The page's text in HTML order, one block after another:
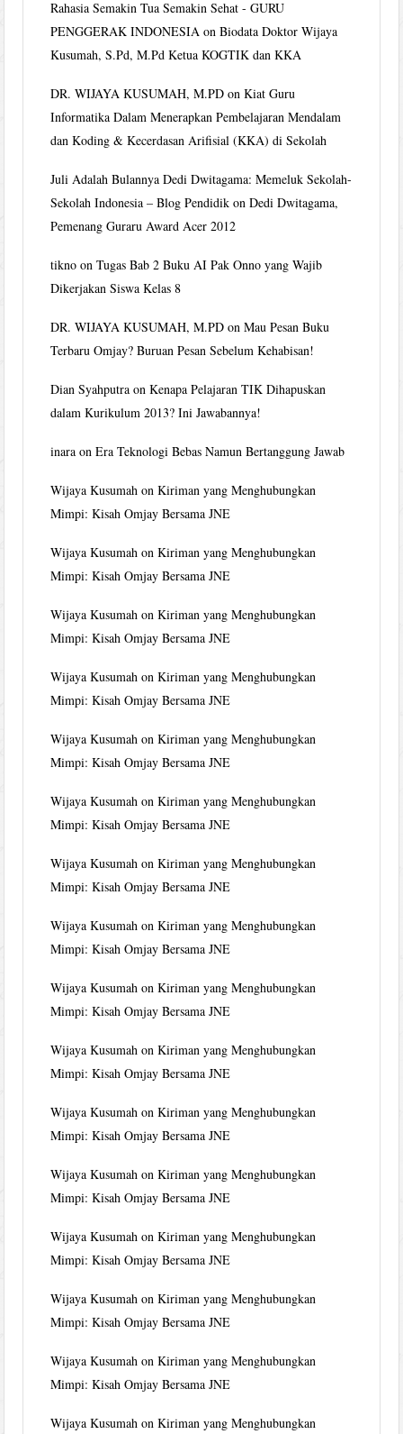
Rahasia Semakin Tua Semakin Sehat - GURU
PENGGERAK INDONESIA onBiodata Doktor Wijaya
Kusumah, S.Pd, M.Pd Ketua KOGTIK dan KKA
DR. WIJAYA KUSUMAH, M.PD onKiat Guru
Informatika Dalam Menerapkan Pembelajaran Mendalam
dan Koding & Kecerdasan Arifisial (KKA) di Sekolah
Juli Adalah Bulannya Dedi Dwitagama: Memeluk Sekolah-
Sekolah Indonesia – Blog Pendidik onDedi Dwitagama,
Pemenang Guraru Award Acer 2012
tikno onTugas Bab 2 Buku AI Pak Onno yang Wajib
Dikerjakan Siswa Kelas 8
DR. WIJAYA KUSUMAH, M.PD onMau Pesan Buku
Terbaru Omjay? Buruan Pesan Sebelum Kehabisan!
Dian Syahputra onKenapa Pelajaran TIK Dihapuskan
dalam Kurikulum 2013? Ini Jawabannya!
inara onEra Teknologi Bebas Namun Bertanggung Jawab
Wijaya Kusumah onKiriman yang Menghubungkan
Mimpi: Kisah Omjay Bersama JNE
Wijaya Kusumah onKiriman yang Menghubungkan
Mimpi: Kisah Omjay Bersama JNE
Wijaya Kusumah onKiriman yang Menghubungkan
Mimpi: Kisah Omjay Bersama JNE
Wijaya Kusumah onKiriman yang Menghubungkan
Mimpi: Kisah Omjay Bersama JNE
Wijaya Kusumah onKiriman yang Menghubungkan
Mimpi: Kisah Omjay Bersama JNE
Wijaya Kusumah onKiriman yang Menghubungkan
Mimpi: Kisah Omjay Bersama JNE
Wijaya Kusumah onKiriman yang Menghubungkan
Mimpi: Kisah Omjay Bersama JNE
Wijaya Kusumah onKiriman yang Menghubungkan
Mimpi: Kisah Omjay Bersama JNE
Wijaya Kusumah onKiriman yang Menghubungkan
Mimpi: Kisah Omjay Bersama JNE
Wijaya Kusumah onKiriman yang Menghubungkan
Mimpi: Kisah Omjay Bersama JNE
Wijaya Kusumah onKiriman yang Menghubungkan
Mimpi: Kisah Omjay Bersama JNE
Wijaya Kusumah onKiriman yang Menghubungkan
Mimpi: Kisah Omjay Bersama JNE
Wijaya Kusumah onKiriman yang Menghubungkan
Mimpi: Kisah Omjay Bersama JNE
Wijaya Kusumah onKiriman yang Menghubungkan
Mimpi: Kisah Omjay Bersama JNE
Wijaya Kusumah onKiriman yang Menghubungkan
Mimpi: Kisah Omjay Bersama JNE
Wijaya Kusumah onKiriman yang Menghubungkan